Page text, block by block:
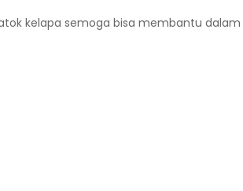
kelapa semoga bisa membantu dalam